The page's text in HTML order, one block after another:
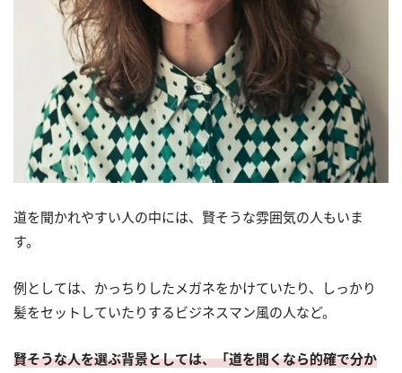
道を聞かれやすい人の中には、賢そうな雰囲気の人もいま
す。
例としては、かっちりしたメガネをかけていたり、しっかり
髪をセットしていたりするビジネスマン風の人など。
賢そうな人を選ぶ背景としては、「道を聞くなら的確で分か